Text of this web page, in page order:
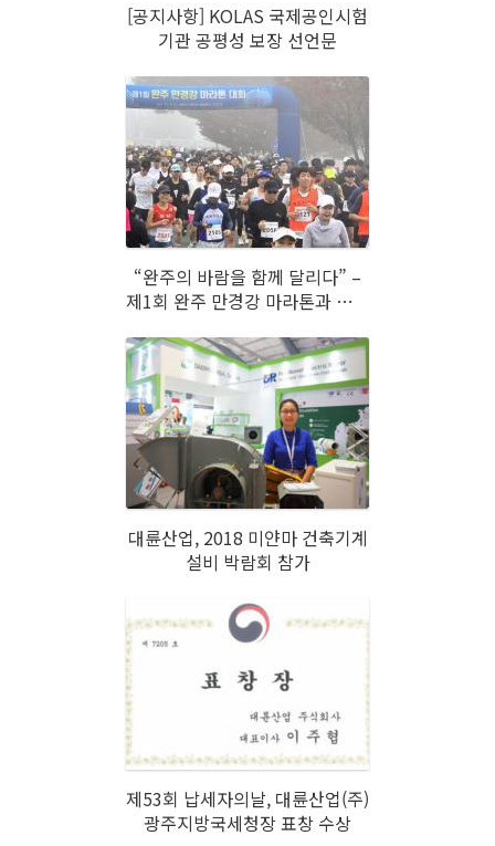
[공지사항] KOLAS 국제공인시험
기관 공평성 보장 선언문
“완주의 바람을 함께 달리다” –
제1회 완주 만경강 마라톤과 대륜
대륜산업, 2018 미얀마 건축기계
설비 박람회 참가
제53회 납세자의날, 대륜산업(주)
광주지방국세청장 표창 수상